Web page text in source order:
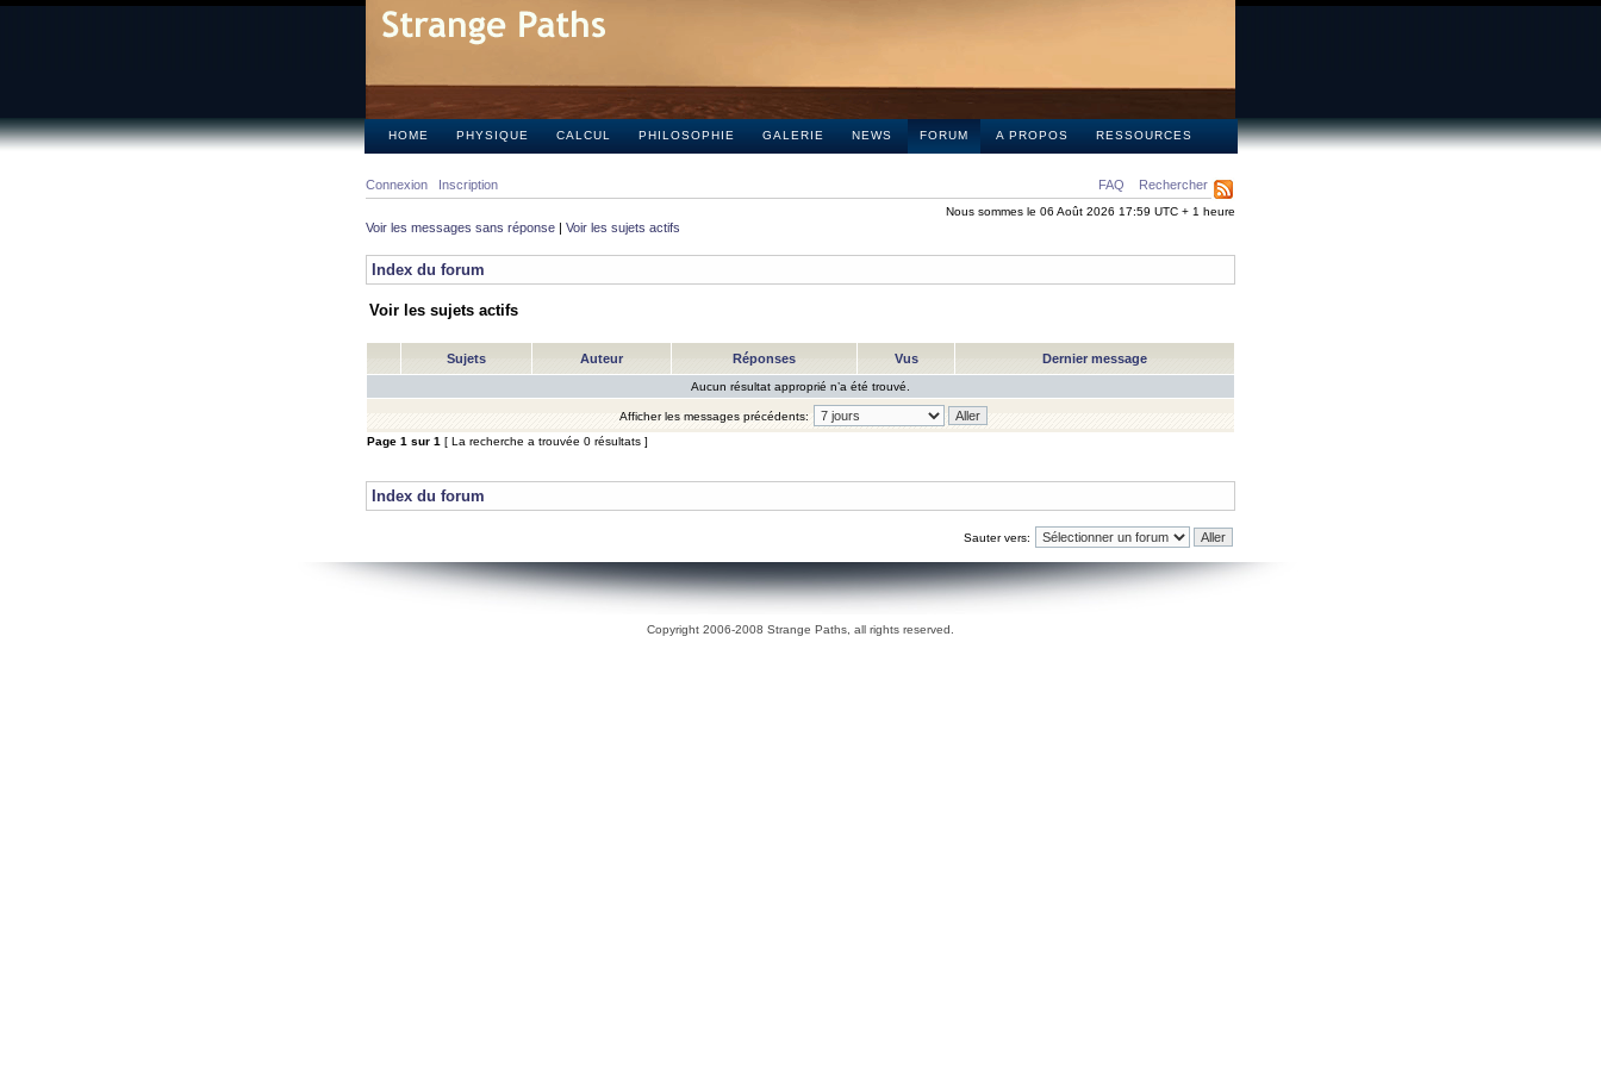
HOME PHYSIQUE CALCUL PHILOSOPHIE GALERIE NEWS FORUM A PROPOS RESSOURCES
FAQ Rechercher
Connexion Inscription
Nous sommes le 06 Août 2026 17:59 UTC + 1 heure
Voir les messages sans réponse | Voir les sujets actifs
Index du forum
Voir les sujets actifs
Sujets Auteur Réponses Vus Dernier message
Aucun résultat approprié n’a été trouvé.
Afficher les messages précédents:
Page 1 sur 1 [ La recherche a trouvée 0 résultats ]
Index du forum
Sauter vers:
Copyright 2006-2008 Strange Paths, all rights reserved.